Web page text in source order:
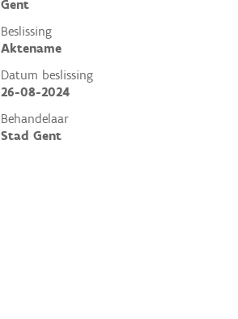
Gent
Beslissing
Aktename
Datum beslissing
26-08-2024
Behandelaar
Stad Gent